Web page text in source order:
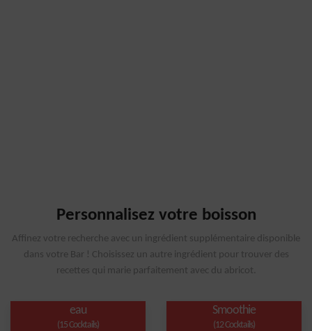
Personnalisez votre boisson
Affinez votre recherche avec un ingrédient supplémentaire disponible
dans votre Bar ! Choisissez un autre ingrédient pour trouver des
recettes qui marie parfaitement avec du abricot.
eau
(15 Cocktails)
Smoothie
(12 Cocktails)